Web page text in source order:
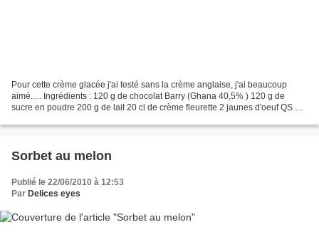
Pour cette crème glacée j'ai testé sans la crème anglaise, j'ai beaucoup
aimé..... Ingrédients : 120 g de chocolat Barry (Ghana 40,5% ) 120 g de
sucre en poudre 200 g de lait 20 cl de crème fleurette 2 jaunes d'oeuf QS de
Sorbet au melon
Publié le 22/06/2010 à 12:53
Par Delices eyes